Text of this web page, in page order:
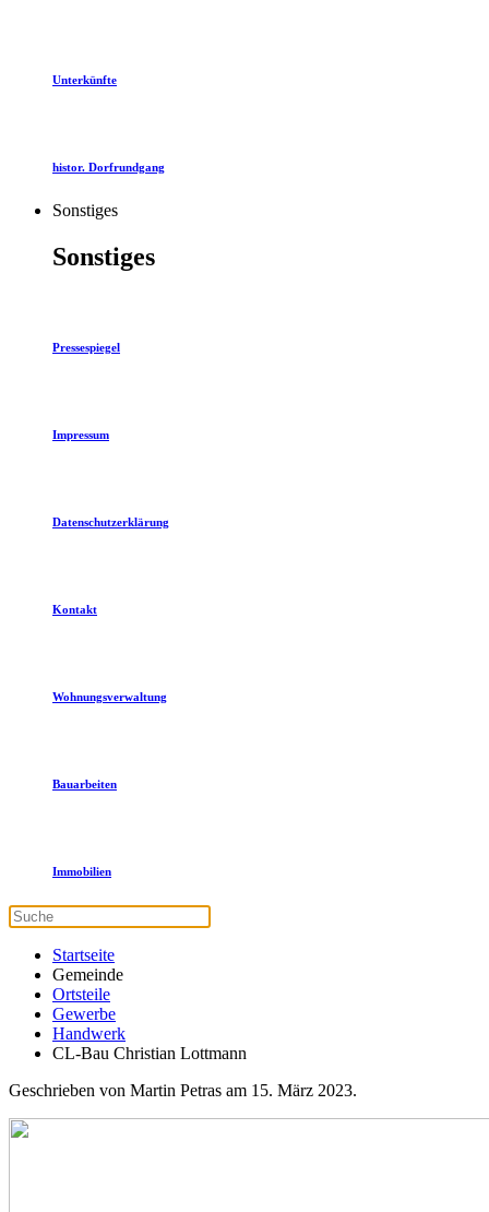
Unterkünfte
histor. Dorfrundgang
Sonstiges
Sonstiges
Pressespiegel
Impressum
Datenschutzerklärung
Kontakt
Wohnungsverwaltung
Bauarbeiten
Immobilien
Startseite
Gemeinde
Ortsteile
Gewerbe
Handwerk
CL-Bau Christian Lottmann
Geschrieben von Martin Petras am 15. März 2023.